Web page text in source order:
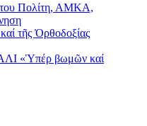
του Πολίτη, ΑΜΚΑ,
τῆς Ὀρθοδοξίας
«Ὑπέρ βωμῶν καί